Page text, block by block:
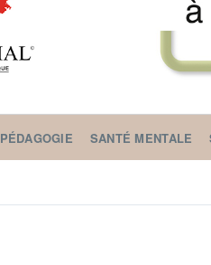
PÉDAGOGIE SANTÉ MENTALE